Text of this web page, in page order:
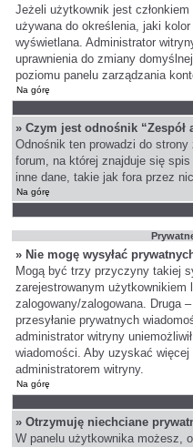
Jeżeli użytkownik jest
używana do określenia, jaki
wyświetlana. Administrator
uprawnienia do zmiany
poziomu panelu zarządzania
Na górę
» Czym jest odnośnik “Zespół
Odnośnik ten prowadzi do
forum, na której znajduje się
inne dane, takie jak fora przez
Na górę
» Nie mogę wysyłać
Mogą być trzy przyczyny takiej
zarejestrowanym użytkownikiem
zalogowany/zalogowana. Druga
przesyłanie prywatnych
administrator witryny
wiadomości. Aby uzyskać
administratorem witryny.
Na górę
» Otrzymuję niechciane
W panelu użytkownika możesz,